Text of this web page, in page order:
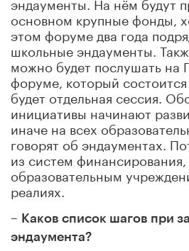
основном крупные фонды,
этом форуме два года
школьные эндаументы.
можно будет послушать на
форуме, который состоится
будет отдельная сессия.
инициативы начинают
иначе на всех
говорят об эндаументах.
из систем
образовательным
реалиях.
– Каков список шагов при
эндаумента?